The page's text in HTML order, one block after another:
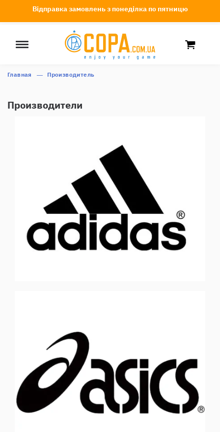
Главная Производитель
Производители
Відправка замовлень з понеділка по пятницю